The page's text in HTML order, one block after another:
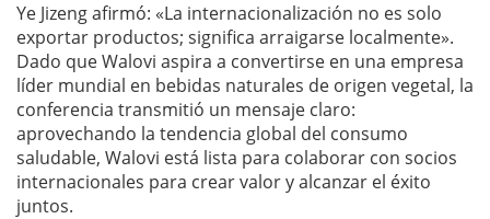
Ye Jizeng afirmó: «La internacionalización no es solo
exportar productos; significa arraigarse localmente».
Dado que Walovi aspira a convertirse en una empresa
líder mundial en bebidas naturales de origen vegetal, la
conferencia transmitió un mensaje claro:
aprovechando la tendencia global del consumo
saludable, Walovi está lista para colaborar con socios
internacionales para crear valor y alcanzar el éxito
juntos.